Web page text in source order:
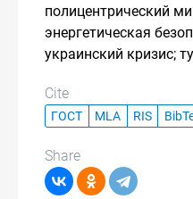
полицентрический
энергетическая
украинский кризис;
Cite
ГОСТ MLA RIS
Share